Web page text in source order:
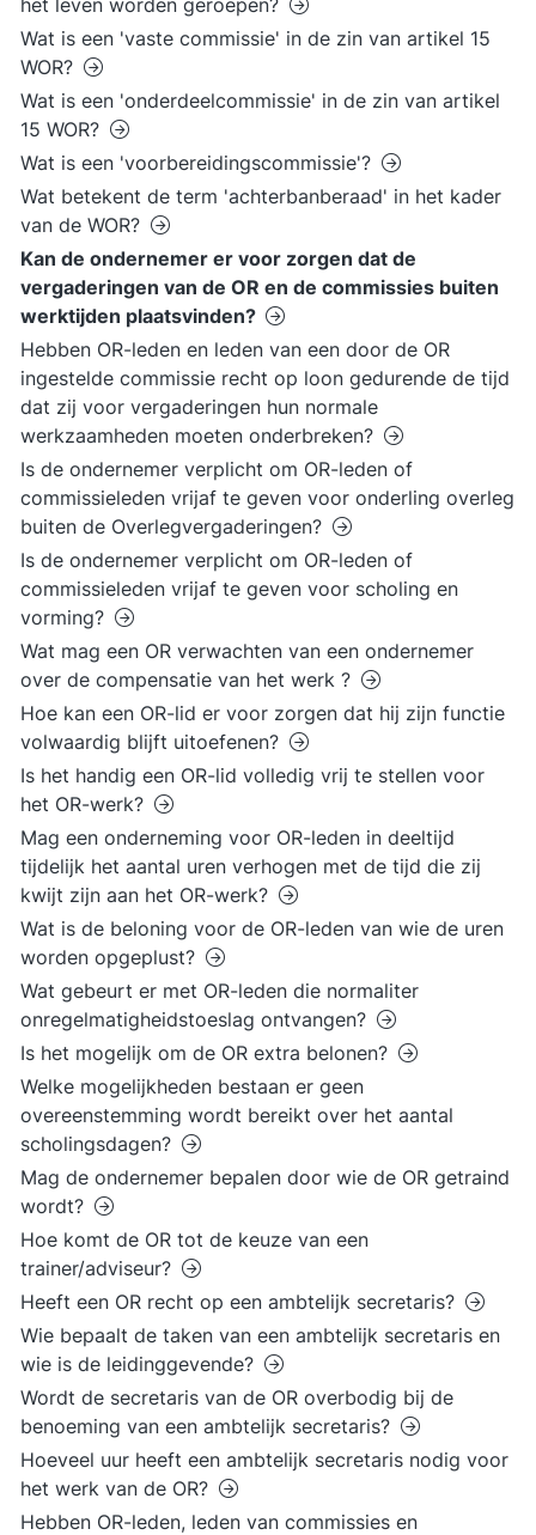
het leven worden geroepen?
Wat is een 'vaste commissie' in de zin van artikel 15
WOR?
Wat is een 'onderdeelcommissie' in de zin van artikel
15 WOR?
Wat is een 'voorbereidingscommissie'?
Wat betekent de term 'achterbanberaad' in het kader
van de WOR?
Kan de ondernemer er voor zorgen dat de
vergaderingen van de OR en de commissies buiten
werktijden plaatsvinden?
Hebben OR-leden en leden van een door de OR
ingestelde commissie recht op loon gedurende de tijd
dat zij voor vergaderingen hun normale
werkzaamheden moeten onderbreken?
Is de ondernemer verplicht om OR-leden of
commissieleden vrijaf te geven voor onderling overleg
buiten de Overlegvergaderingen?
Is de ondernemer verplicht om OR-leden of
commissieleden vrijaf te geven voor scholing en
vorming?
Wat mag een OR verwachten van een ondernemer
over de compensatie van het werk ?
Hoe kan een OR-lid er voor zorgen dat hij zijn functie
volwaardig blijft uitoefenen?
Is het handig een OR-lid volledig vrij te stellen voor
het OR-werk?
Mag een onderneming voor OR-leden in deeltijd
tijdelijk het aantal uren verhogen met de tijd die zij
kwijt zijn aan het OR-werk?
Wat is de beloning voor de OR-leden van wie de uren
worden opgeplust?
Wat gebeurt er met OR-leden die normaliter
onregelmatigheidstoeslag ontvangen?
Is het mogelijk om de OR extra belonen?
Welke mogelijkheden bestaan er geen
overeenstemming wordt bereikt over het aantal
scholingsdagen?
Mag de ondernemer bepalen door wie de OR getraind
wordt?
Hoe komt de OR tot de keuze van een
trainer/adviseur?
Heeft een OR recht op een ambtelijk secretaris?
Wie bepaalt de taken van een ambtelijk secretaris en
wie is de leidinggevende?
Wordt de secretaris van de OR overbodig bij de
benoeming van een ambtelijk secretaris?
Hoeveel uur heeft een ambtelijk secretaris nodig voor
het werk van de OR?
Hebben OR-leden, leden van commissies en